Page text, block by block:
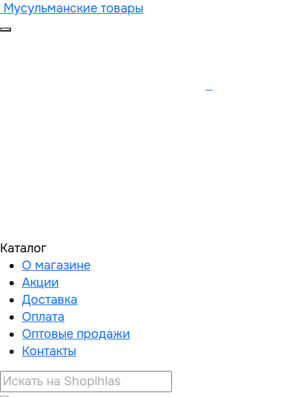
Мусульманские товары
Каталог
О магазине
Акции
Доставка
Оплата
Оптовые продажи
Контакты